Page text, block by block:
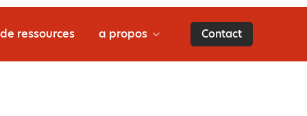
ressources a propos Contact